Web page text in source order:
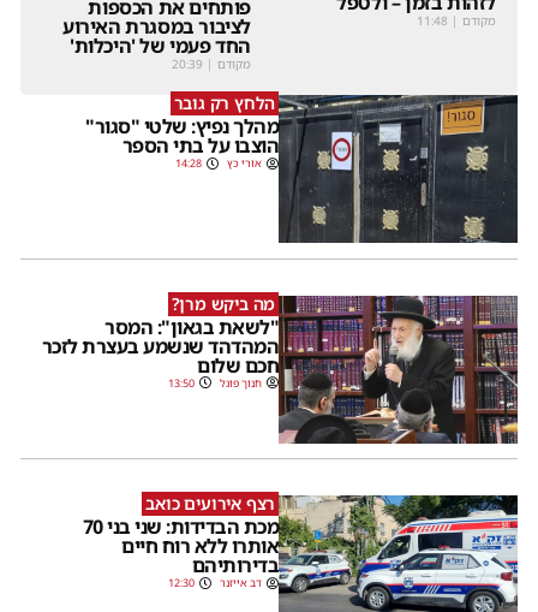
מקודם |
11:48 פותחים את הכספות
לציבור במסגרת האירוע
החד פעמי של 'היכלות'
מקודם |
20:39
הלחץ רק גובר
מהלך נפיץ: שלטי "סגור"
הוצבו על בתי הספר
אורי כץ 14:28
מה ביקש מרן?
"לשאת בגאון": המסר
המהדהד שנשמע בעצרת לזכר
חכם שלום
חנוך פוגל 13:50
רצף אירועים כואב
מכת הבדידות: שני בני 70
אותרו ללא רוח חיים
בדירותיהם
דב אייזנר 12:30